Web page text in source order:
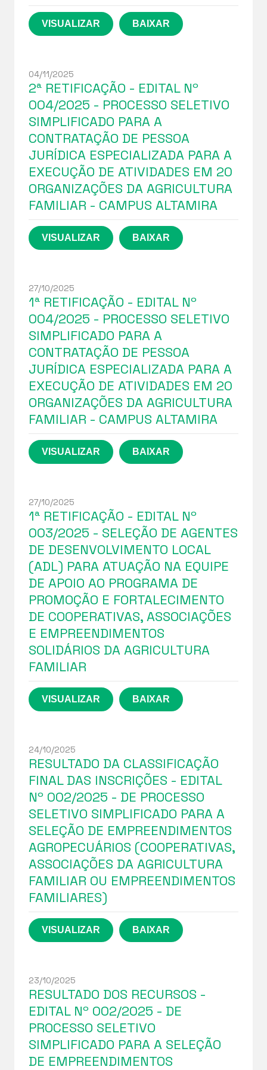
04/11/2025
2ª RETIFICAÇÃO - EDITAL Nº
004/2025 - PROCESSO SELETIVO
SIMPLIFICADO PARA A
CONTRATAÇÃO DE PESSOA
JURÍDICA ESPECIALIZADA PARA A
EXECUÇÃO DE ATIVIDADES EM 20
ORGANIZAÇÕES DA AGRICULTURA
FAMILIAR - CAMPUS ALTAMIRA
27/10/2025
1ª RETIFICAÇÃO - EDITAL Nº
004/2025 - PROCESSO SELETIVO
SIMPLIFICADO PARA A
CONTRATAÇÃO DE PESSOA
JURÍDICA ESPECIALIZADA PARA A
EXECUÇÃO DE ATIVIDADES EM 20
ORGANIZAÇÕES DA AGRICULTURA
FAMILIAR - CAMPUS ALTAMIRA
27/10/2025
1ª RETIFICAÇÃO - EDITAL Nº
003/2025 - SELEÇÃO DE AGENTES
DE DESENVOLVIMENTO LOCAL
(ADL) PARA ATUAÇÃO NA EQUIPE
DE APOIO AO PROGRAMA DE
PROMOÇÃO E FORTALECIMENTO
DE COOPERATIVAS, ASSOCIAÇÕES
E EMPREENDIMENTOS
SOLIDÁRIOS DA AGRICULTURA
FAMILIAR
24/10/2025
RESULTADO DA CLASSIFICAÇÃO
FINAL DAS INSCRIÇÕES - EDITAL
Nº 002/2025 - DE PROCESSO
SELETIVO SIMPLIFICADO PARA A
SELEÇÃO DE EMPREENDIMENTOS
AGROPECUÁRIOS (COOPERATIVAS,
ASSOCIAÇÕES DA AGRICULTURA
FAMILIAR OU EMPREENDIMENTOS
FAMILIARES)
23/10/2025
RESULTADO DOS RECURSOS -
EDITAL Nº 002/2025 - DE
PROCESSO SELETIVO
SIMPLIFICADO PARA A SELEÇÃO
DE EMPREENDIMENTOS